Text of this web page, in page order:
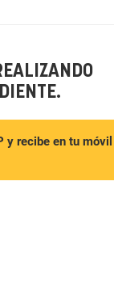
y recibe en tu móvil